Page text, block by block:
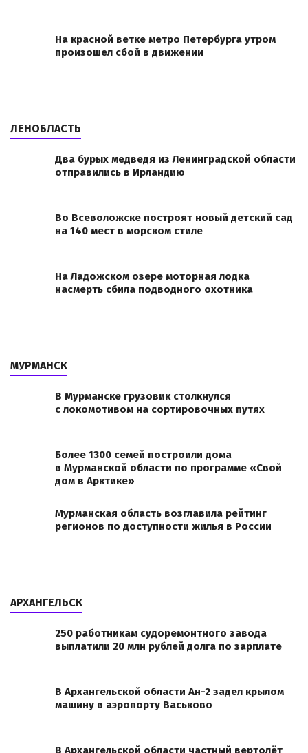
На красной ветке метро Петербурга утром
произошел сбой в движении
ЛЕНОБЛАСТЬ
Два бурых медведя из Ленинградской области
отправились в Ирландию
Во Всеволожске построят новый детский сад
на 140 мест в морском стиле
На Ладожском озере моторная лодка
насмерть сбила подводного охотника
МУРМАНСК
В Мурманске грузовик столкнулся
с локомотивом на сортировочных путях
Более 1300 семей построили дома
в Мурманской области по программе «Свой
дом в Арктике»
Мурманская область возглавила рейтинг
регионов по доступности жилья в России
АРХАНГЕЛЬСК
250 работникам судоремонтного завода
выплатили 20 млн рублей долга по зарплате
В Архангельской области Ан-2 задел крылом
машину в аэропорту Васьково
В Архангельской области частный вертолёт